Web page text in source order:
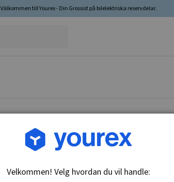
Välkommen till Yourex - Din Grossist på bilelektriska reservdelar.
Varenr.: 1860050
Velkommen! Velg hvordan du vil handle: